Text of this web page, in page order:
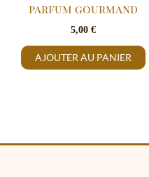
parfum gourmand
5,00€
AJOUTER AU PANIER